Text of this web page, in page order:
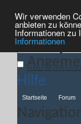
Wir verwenden
anbieten zu
Informationen zu
Informationen
Hilfe
Startseite
Willkommen bei RC-
Forum